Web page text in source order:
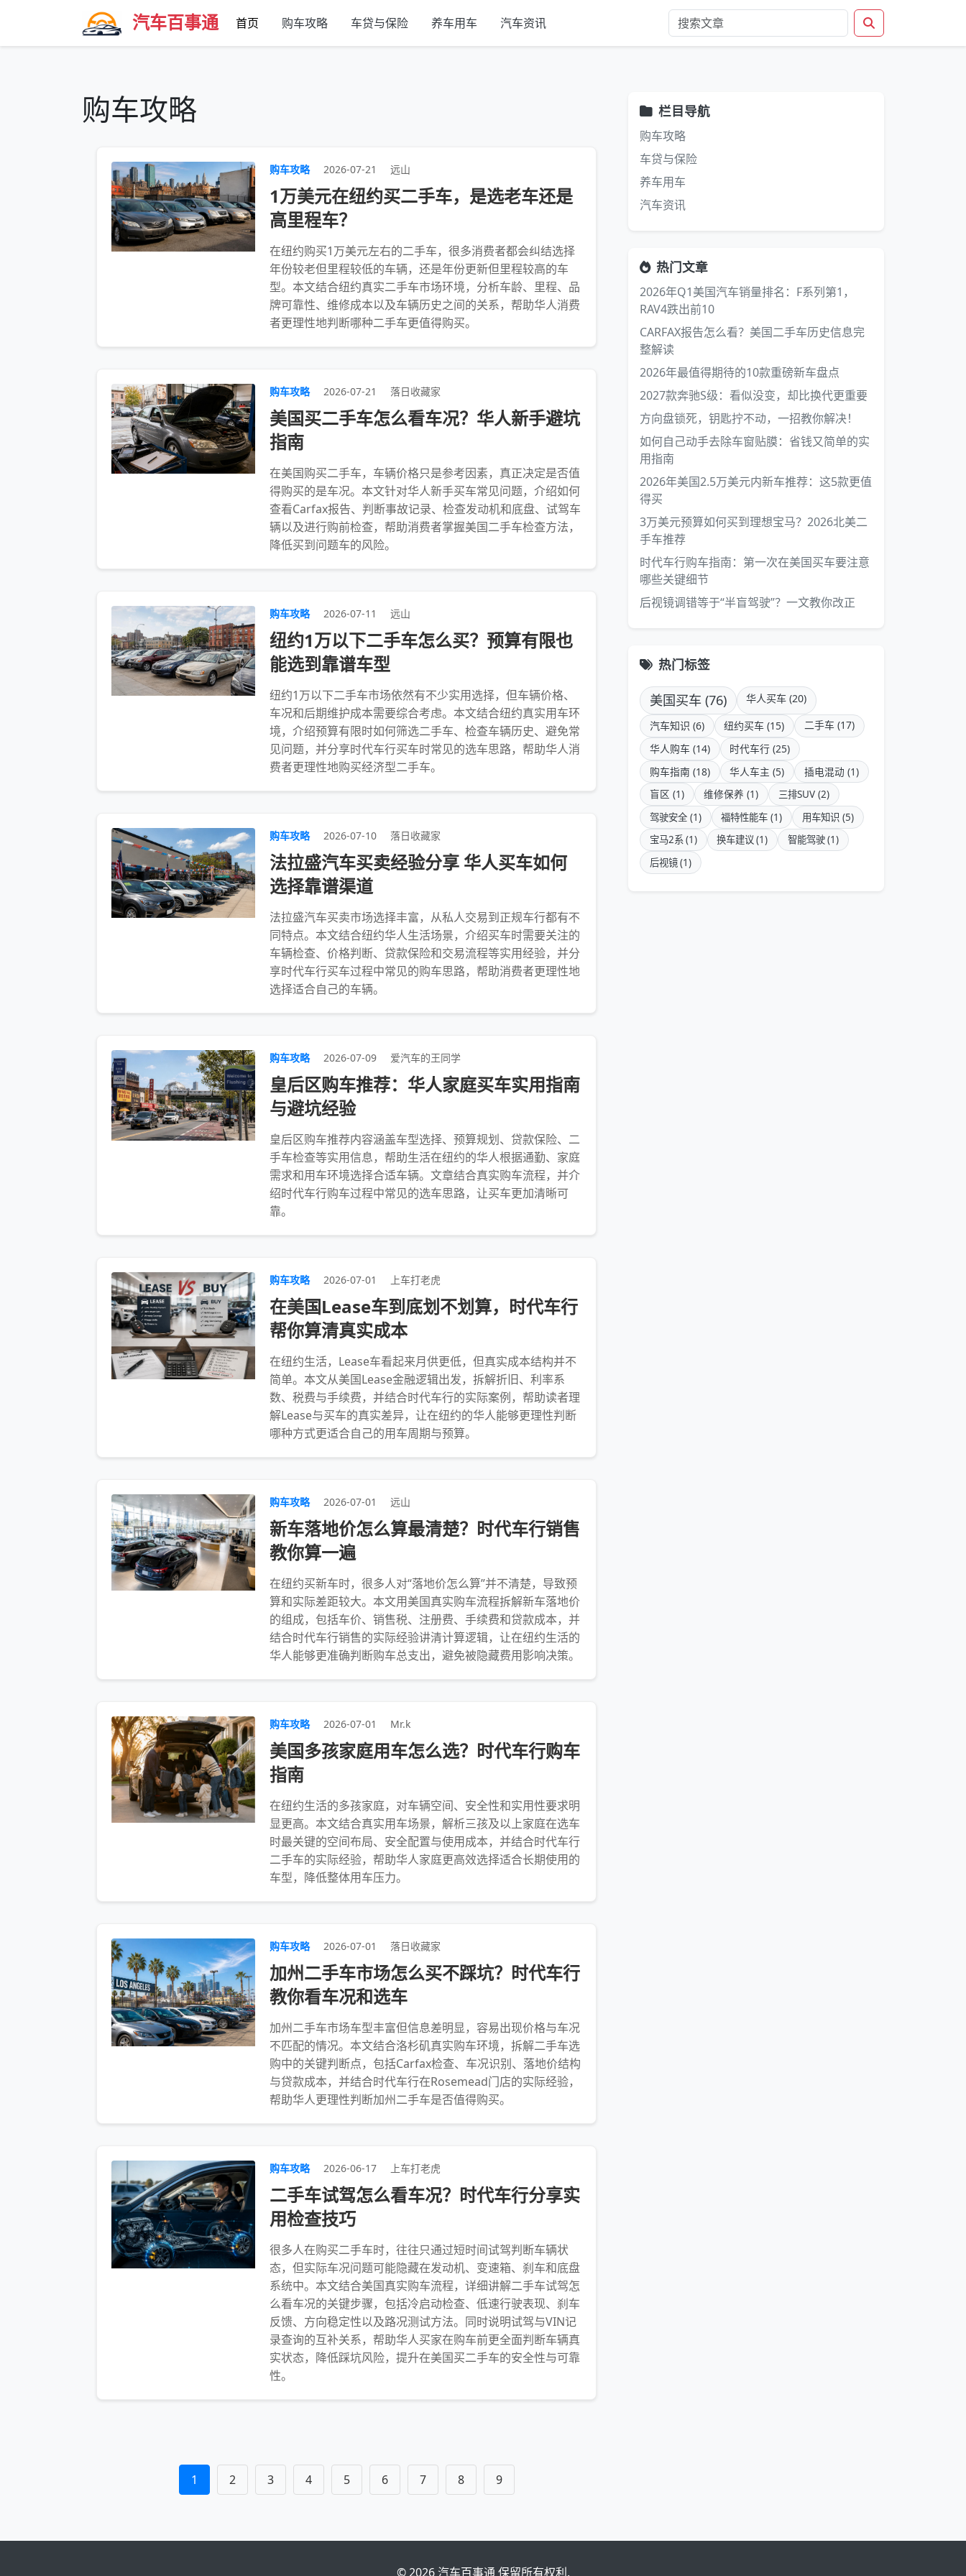
汽车百事通 首页 购车攻略 车贷与保险 养车用车 汽车资讯
购车攻略
购车攻略 2026-07-21 远山
1万美元在纽约买二手车，是选老车还是
高里程车？
在纽约购买1万美元左右的二手车，很多消费者都会纠结选择
年份较老但里程较低的车辆，还是年份更新但里程较高的车
型。本文结合纽约真实二手车市场环境，分析车龄、里程、品
牌可靠性、维修成本以及车辆历史之间的关系，帮助华人消费
者更理性地判断哪种二手车更值得购买。
购车攻略 2026-07-21 落日收藏家
美国买二手车怎么看车况？华人新手避坑
指南
在美国购买二手车，车辆价格只是参考因素，真正决定是否值
得购买的是车况。本文针对华人新手买车常见问题，介绍如何
查看Carfax报告、判断事故记录、检查发动机和底盘、试驾车
辆以及进行购前检查，帮助消费者掌握美国二手车检查方法，
降低买到问题车的风险。
购车攻略 2026-07-11 远山
纽约1万以下二手车怎么买？预算有限也
能选到靠谱车型
纽约1万以下二手车市场依然有不少实用选择，但车辆价格、
车况和后期维护成本需要综合考虑。本文结合纽约真实用车环
境，介绍预算有限时如何筛选二手车、检查车辆历史、避免常
见问题，并分享时代车行买车时常见的选车思路，帮助华人消
费者更理性地购买经济型二手车。
购车攻略 2026-07-10 落日收藏家
法拉盛汽车买卖经验分享 华人买车如何
选择靠谱渠道
法拉盛汽车买卖市场选择丰富，从私人交易到正规车行都有不
同特点。本文结合纽约华人生活场景，介绍买车时需要关注的
车辆检查、价格判断、贷款保险和交易流程等实用经验，并分
享时代车行买车过程中常见的购车思路，帮助消费者更理性地
选择适合自己的车辆。
购车攻略 2026-07-09 爱汽车的王同学
皇后区购车推荐：华人家庭买车实用指南
与避坑经验
皇后区购车推荐内容涵盖车型选择、预算规划、贷款保险、二
手车检查等实用信息，帮助生活在纽约的华人根据通勤、家庭
需求和用车环境选择合适车辆。文章结合真实购车流程，并介
绍时代车行购车过程中常见的选车思路，让买车更加清晰可
靠。
购车攻略 2026-07-01 上车打老虎
在美国Lease车到底划不划算，时代车行
帮你算清真实成本
在纽约生活，Lease车看起来月供更低，但真实成本结构并不
简单。本文从美国Lease金融逻辑出发，拆解折旧、利率系
数、税费与手续费，并结合时代车行的实际案例，帮助读者理
解Lease与买车的真实差异，让在纽约的华人能够更理性判断
哪种方式更适合自己的用车周期与预算。
购车攻略 2026-07-01 远山
新车落地价怎么算最清楚？时代车行销售
教你算一遍
在纽约买新车时，很多人对“落地价怎么算”并不清楚，导致预
算和实际差距较大。本文用美国真实购车流程拆解新车落地价
的组成，包括车价、销售税、注册费、手续费和贷款成本，并
结合时代车行销售的实际经验讲清计算逻辑，让在纽约生活的
华人能够更准确判断购车总支出，避免被隐藏费用影响决策。
购车攻略 2026-07-01 Mr.k
美国多孩家庭用车怎么选？时代车行购车
指南
在纽约生活的多孩家庭，对车辆空间、安全性和实用性要求明
显更高。本文结合真实用车场景，解析三孩及以上家庭在选车
时最关键的空间布局、安全配置与使用成本，并结合时代车行
二手车的实际经验，帮助华人家庭更高效选择适合长期使用的
车型，降低整体用车压力。
购车攻略 2026-07-01 落日收藏家
加州二手车市场怎么买不踩坑？时代车行
教你看车况和选车
加州二手车市场车型丰富但信息差明显，容易出现价格与车况
不匹配的情况。本文结合洛杉矶真实购车环境，拆解二手车选
购中的关键判断点，包括Carfax检查、车况识别、落地价结构
与贷款成本，并结合时代车行在Rosemead门店的实际经验，
帮助华人更理性判断加州二手车是否值得购买。
购车攻略 2026-06-17 上车打老虎
二手车试驾怎么看车况？时代车行分享实
用检查技巧
很多人在购买二手车时，往往只通过短时间试驾判断车辆状
态，但实际车况问题可能隐藏在发动机、变速箱、刹车和底盘
系统中。本文结合美国真实购车流程，详细讲解二手车试驾怎
么看车况的关键步骤，包括冷启动检查、低速行驶表现、刹车
反馈、方向稳定性以及路况测试方法。同时说明试驾与VIN记
录查询的互补关系，帮助华人买家在购车前更全面判断车辆真
实状态，降低踩坑风险，提升在美国买二手车的安全性与可靠
性。
1 2 3 4 5 6 7 8 9
栏目导航
购车攻略
车贷与保险
养车用车
汽车资讯
热门文章
2026年Q1美国汽车销量排名：F系列第1，
RAV4跌出前10
CARFAX报告怎么看？美国二手车历史信息完
整解读
2026年最值得期待的10款重磅新车盘点
2027款奔驰S级：看似没变，却比换代更重要
方向盘锁死，钥匙拧不动，一招教你解决！
如何自己动手去除车窗贴膜：省钱又简单的实
用指南
2026年美国2.5万美元内新车推荐：这5款更值
得买
3万美元预算如何买到理想宝马？2026北美二
手车推荐
时代车行购车指南：第一次在美国买车要注意
哪些关键细节
后视镜调错等于“半盲驾驶”？一文教你改正
热门标签
美国买车 (76) 华人买车 (20)
汽车知识 (6) 纽约买车 (15)
二手车 (17)
华人购车 (14)
时代车行 (25)
购车指南 (18)
华人车主 (5)
插电混动 (1)
盲区 (1)
维修保养 (1)
三排SUV (2)
驾驶安全 (1)
福特性能车 (1)
用车知识 (5)
宝马2系 (1)
换车建议 (1)
智能驾驶 (1)
后视镜 (1)
© 2026 汽车百事通 保留所有权利.